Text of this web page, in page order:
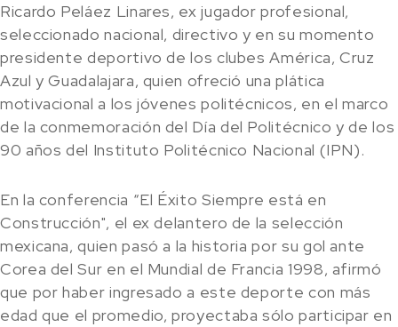
Ricardo Peláez Linares, ex jugador profesional,
seleccionado nacional, directivo y en su momento
presidente deportivo de los clubes América, Cruz
Azul y Guadalajara, quien ofreció una plática
motivacional a los jóvenes politécnicos, en el marco
de la conmemoración del Día del Politécnico y de los
90 años del Instituto Politécnico Nacional (IPN).
En la conferencia “El Éxito Siempre está en
Construcción", el ex delantero de la selección
mexicana, quien pasó a la historia por su gol ante
Corea del Sur en el Mundial de Francia 1998, afirmó
que por haber ingresado a este deporte con más
edad que el promedio, proyectaba sólo participar en